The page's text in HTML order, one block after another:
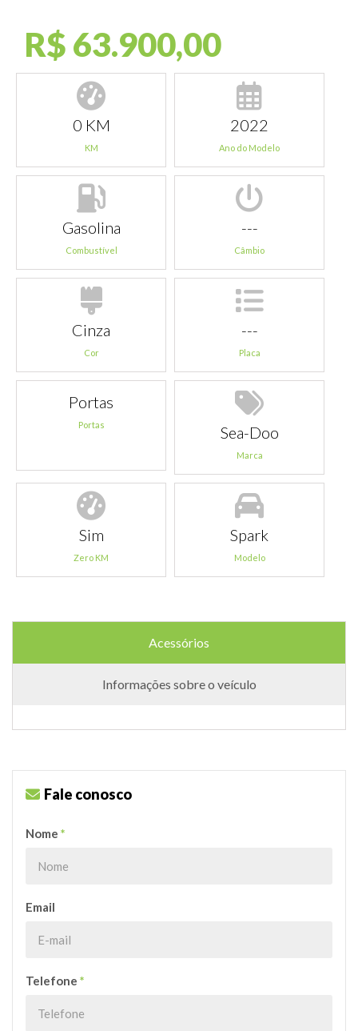
R$ 63.900,00
0 KM
KM
2022
Ano do Modelo
Gasolina
Combustível
---
Câmbio
Cinza
Cor
---
Placa
Portas
Portas Sea-Doo
Marca
Sim
Zero KM
Spark
Modelo
Acessórios
Informações sobre o veículo
Fale conosco
Nome *
Email
Telefone *